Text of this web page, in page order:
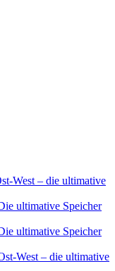
West – die ultimative
ultimative Speicher
ultimative Speicher
West – die ultimative